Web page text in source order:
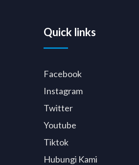
Quick links
Facebook
Instagram
Twitter
Youtube
Tiktok
Hubungi Kami